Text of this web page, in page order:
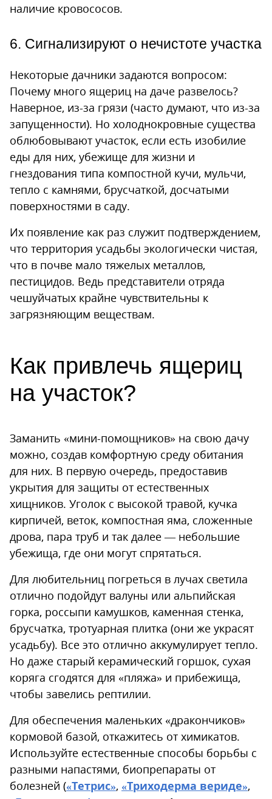
наличие кровососов.
6. Сигнализируют о нечистоте участка
Некоторые дачники задаются вопросом:
Почему много ящериц на даче развелось?
Наверное, из-за грязи (часто думают, что из-за
запущенности). Но холоднокровные существа
облюбовывают участок, если есть изобилие
еды для них, убежище для жизни и
гнездования типа компостной кучи, мульчи,
тепло с камнями, брусчаткой, досчатыми
поверхностями в саду.
Их появление как раз служит подтверждением,
что территория усадьбы экологически чистая,
что в почве мало тяжелых металлов,
пестицидов. Ведь представители отряда
чешуйчатых крайне чувствительны к
загрязняющим веществам.
Как привлечь ящериц
на участок?
Заманить «мини-помощников» на свою дачу
можно, создав комфортную среду обитания
для них. В первую очередь, предоставив
укрытия для защиты от естественных
хищников. Уголок с высокой травой, кучка
кирпичей, веток, компостная яма, сложенные
дрова, пара труб и так далее — небольшие
убежища, где они могут спрятаться.
Для любительниц погреться в лучах светила
отлично подойдут валуны или альпийская
горка, россыпи камушков, каменная стенка,
брусчатка, тротуарная плитка (они же украсят
усадьбу). Все это отлично аккумулирует тепло.
Но даже старый керамический горшок, сухая
коряга сгодятся для «пляжа» и прибежища,
чтобы завелись рептилии.
Для обеспечения маленьких «дракончиков»
кормовой базой, откажитесь от химикатов.
Используйте естественные способы борьбы с
разными напастями, биопрепараты от
болезней («Тетрис», «Триходерма вериде»,